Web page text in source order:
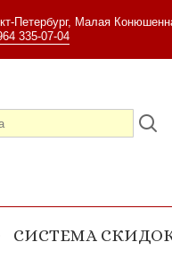
Петербург, Малая
335-07-04
СИСТЕМА